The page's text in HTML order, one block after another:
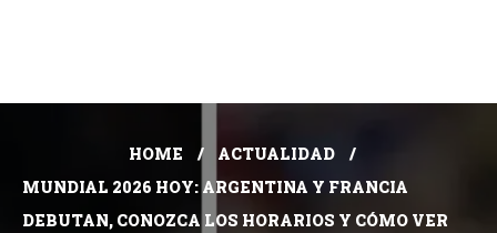
HOME
ACTUALIDAD
MUNDIAL 2026 HOY: ARGENTINA Y FRANCIA
DEBUTAN, CONOZCA LOS HORARIOS Y CÓMO VER